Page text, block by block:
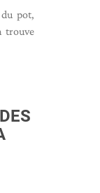
pot,
trouve